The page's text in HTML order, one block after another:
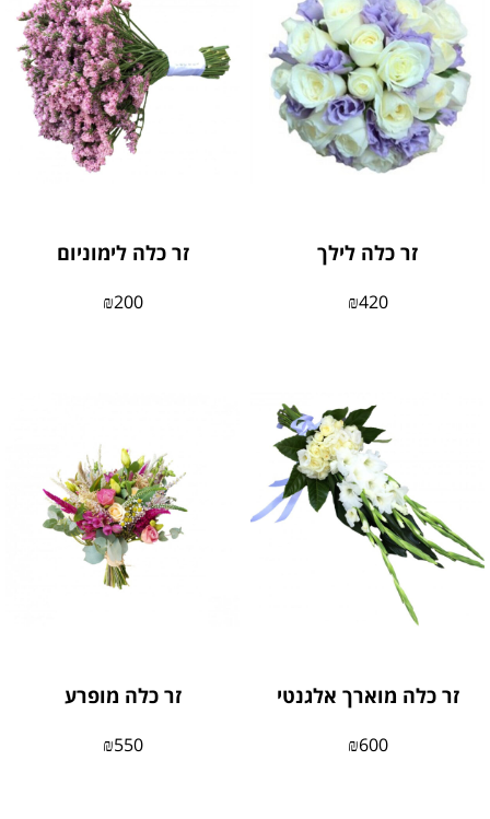
זר כלה לילך
₪420
זר כלה לימוניום
₪200
זר כלה מוארך אלגנטי
₪600
זר כלה מופרע
₪550